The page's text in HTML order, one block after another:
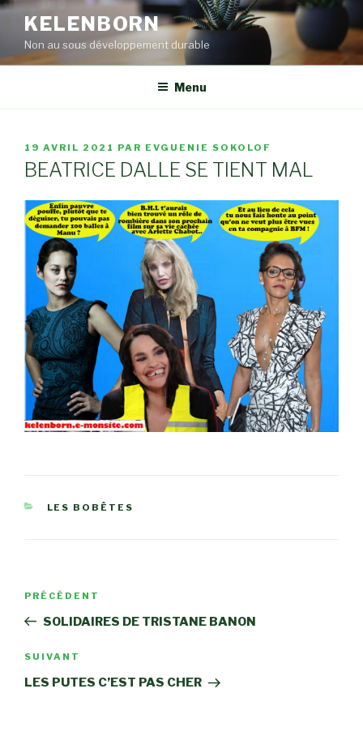
Aller
contenu
principal
KELENBORN
Non au sous développement durable
Menu
PUBLIÉ
LE
19 AVRIL 2021 PAR EVGUENIE SOKOLOF
BEATRICE DALLE SE TIENT MAL
CATÉGORIES
LES BOBÊTES
Navigation
l’article
Article
précédent
PRÉCÉDENT
SOLIDAIRES DE TRISTANE BANON
Article
suivant
SUIVANT
LES PUTES C’EST PAS CHER